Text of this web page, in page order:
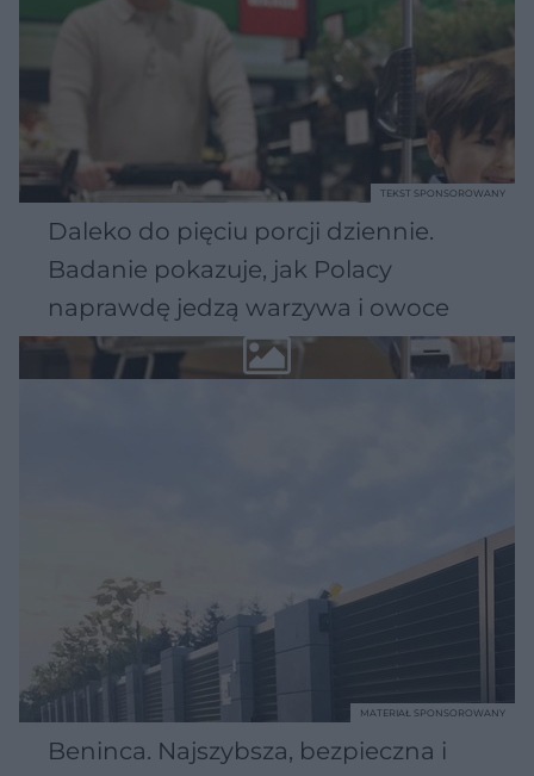
Daleko do pięciu porcji dziennie.
Badanie pokazuje, jak Polacy
naprawdę jedzą warzywa i owoce
TEKST SPONSOROWANY
Beninca. Najszybsza, bezpieczna i
MATERIAŁ SPONSOROWANY